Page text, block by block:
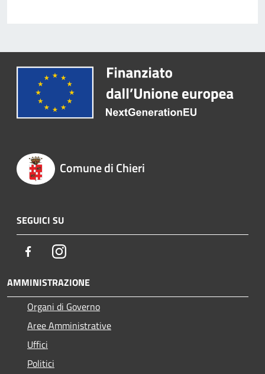
Comune di Chieri
SEGUICI SU
FacebookInstagram
AMMINISTRAZIONE
Organi di Governo
Aree Amministrative
Uffici
Politici